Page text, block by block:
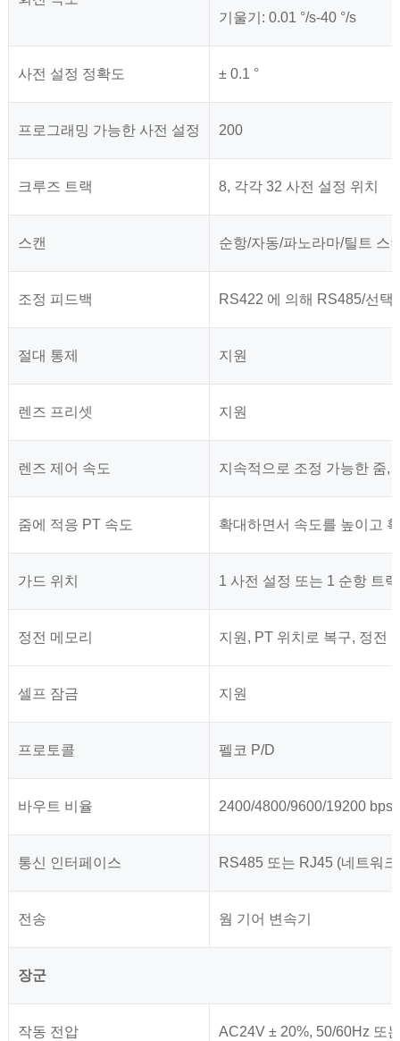
기울기: 0.01 °/s-40 °/s
사전 설정 정확도 ± 0.1 °
프로그래밍 가능한 사전 설정 200
크루즈 트랙 8, 각각 32 사전 설정 위치
스캔 순항/자동/파노라마/틸트 스
조정 피드백 RS422 에 의해 RS485/선
절대 통제 지원
렌즈 프리셋 지원
렌즈 제어 속도 지속적으로 조정 가능한 줌,
줌에 적응 PT 속도 확대하면서 속도를 높이고
가드 위치 1 사전 설정 또는 1 순항 트
정전 메모리 지원, PT 위치로 복구, 정전
셀프 잠금 지원
프로토콜 펠코 P/D
바우트 비율 2400/4800/9600/19200 bps
통신 인터페이스 RS485 또는 RJ45 (네트워
전송 웜 기어 변속기
장군
작동 전압 AC24V ± 20%, 50/60Hz 또